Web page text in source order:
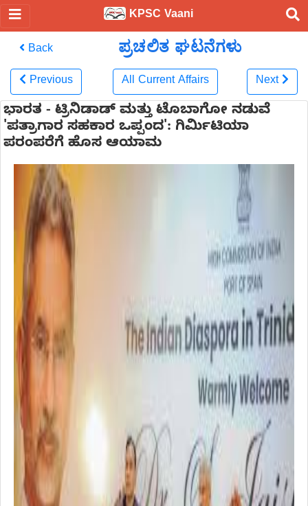
KPSC Vaani
Back ಪ್ರಚಲಿತ ಘಟನೆಗಳು
Previous All Current Affairs Next
ಭಾರತ - ಟ್ರಿನಿಡಾಡ್ ಮತ್ತು ಟೊಬಾಗೋ ನಡುವೆ
'ಪತ್ರಾಗಾರ ಸಹಕಾರ ಒಪ್ಪಂದ': ಗಿರ್ಮಿಟಿಯಾ
ಪರಂಪರೆಗೆ ಹೊಸ ಆಯಾಮ